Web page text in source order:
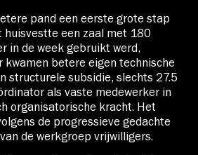
pand een eerste grote stap
huisvestte een zaal met 180
in de week gebruikt werd,
kwamen betere eigen technische
structurele subsidie, slechts 27.5
als vaste medewerker in
organisatorische kracht. Het
de progressieve gedachte
de werkgroep vrijwilligers.